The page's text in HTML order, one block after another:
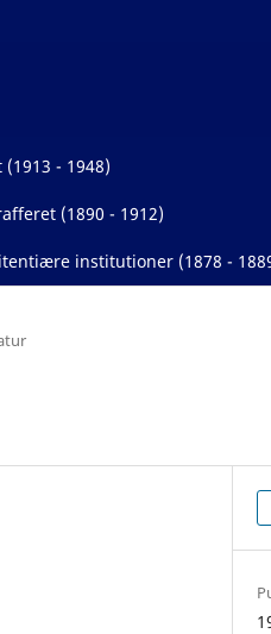
- 1948)
(1890 - 1912)
institutioner (1878 -